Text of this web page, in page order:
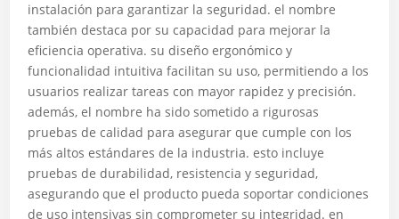
instalación para garantizar la seguridad. el nombre
también destaca por su capacidad para mejorar la
eficiencia operativa. su diseño ergonómico y
funcionalidad intuitiva facilitan su uso, permitiendo a los
usuarios realizar tareas con mayor rapidez y precisión.
además, el nombre ha sido sometido a rigurosas
pruebas de calidad para asegurar que cumple con los
más altos estándares de la industria. esto incluye
pruebas de durabilidad, resistencia y seguridad,
asegurando que el producto pueda soportar condiciones
de uso intensivas sin comprometer su integridad. en